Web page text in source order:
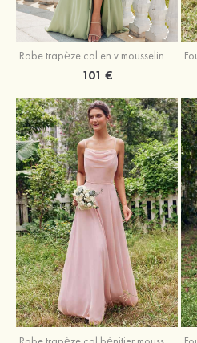
Robe trapèze col en v mousseline ras du sol robe de demoiselle d'honneur
101 €